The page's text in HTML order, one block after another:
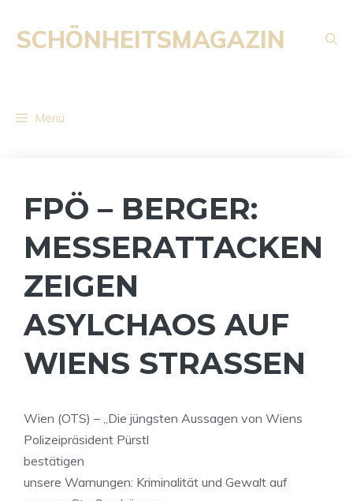
Inhalt
springen
SCHÖNHEITSMAGAZIN
Menü
FPÖ – BERGER:
MESSERATTACKEN
ZEIGEN
ASYLCHAOS AUF
WIENS STRASSEN
Wien (OTS) – „Die jüngsten Aussagen von Wiens
Polizeipräsident Pürstl
bestätigen
unsere Warnungen: Kriminalität und Gewalt auf